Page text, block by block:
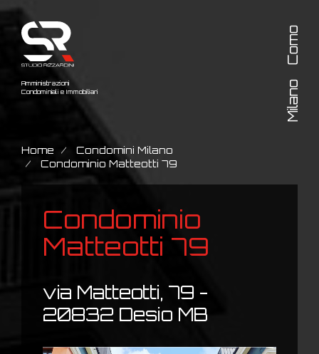
Amministrazioni
Condominiali e Immobiliari
Home
Condomini Milano
Condominio Matteotti 79
Milano
Como
Condominio
Matteotti 79
via Matteotti, 79 -
20832 Desio MB